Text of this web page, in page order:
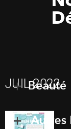
JUIL 2022
Beauté
Autres